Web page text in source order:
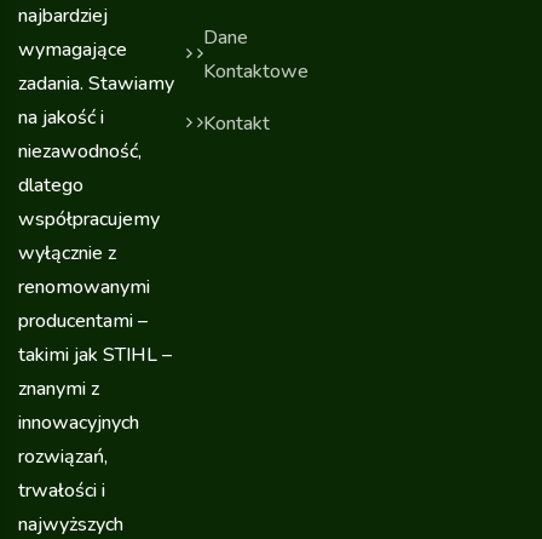
najbardziej
wymagające
zadania. Stawiamy
na jakość i
niezawodność,
dlatego
współpracujemy
wyłącznie z
renomowanymi
producentami –
takimi jak STIHL –
znanymi z
innowacyjnych
rozwiązań,
trwałości i
najwyższych
Dane
Kontaktowe
Kontakt